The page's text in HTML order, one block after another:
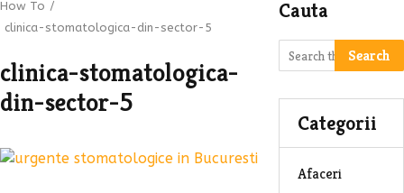
How To /
clinica-stomatologica-din-sector-5
clinica-stomatologica-
din-sector-5
Cauta
Search
Categorii
Afaceri